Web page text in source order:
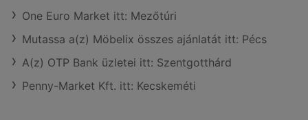
One Euro Market itt: Mezőtúri
Mutassa a(z) Möbelix összes ajánlatát itt: Pécs
A(z) OTP Bank üzletei itt: Szentgotthárd
Penny-Market Kft. itt: Kecskeméti